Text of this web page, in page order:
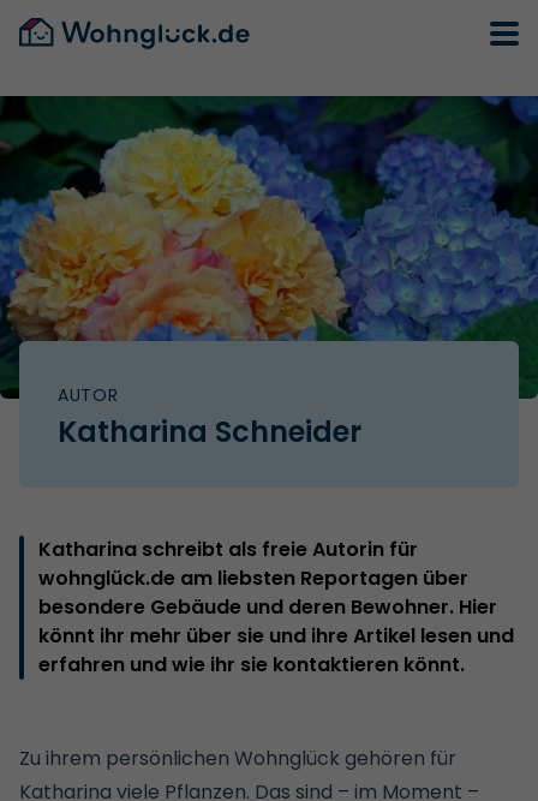
AUTOR
Katharina Schneider
Katharina schreibt als freie Autorin für
wohnglück.de am liebsten Reportagen über
besondere Gebäude und deren Bewohner. Hier
könnt ihr mehr über sie und ihre Artikel lesen und
erfahren und wie ihr sie kontaktieren könnt.
Zu ihrem persönlichen Wohnglück gehören für
Katharina viele Pflanzen. Das sind – im Moment –